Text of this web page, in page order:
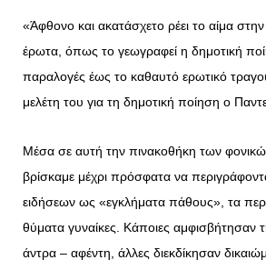
«Άφθονο και ακατάσχετο ρέει το αίμα στην
έρωτα, όπως το γεωγραφεί η δημοτική
παραλογές έως το καθαυτό ερωτικό
μελέτη του για τη δημοτική ποίηση ο
Μέσα σε αυτή την πινακοθήκη των
βρίσκαμε μέχρι πρόσφατα να
ειδήσεων ως «εγκλήματα πάθους», τα
θύματα γυναίκες. Κάποιες αμφισβήτησαν
άντρα – αφέντη, άλλες διεκδίκησαν